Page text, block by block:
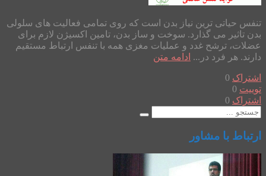
تنفس حیاتی ترین نیاز بدن است که روی تمامی فعالیت های سلولی
بدن تاثیر می گذارد. سوخت و ساز بدن، تامین اکسیژن لازم برای
عضلات، ترشح غدد و عملیات مغزی همه با تنفس ارتباط مستقیم
دارند. هر فرد در... ادامه متن
اشتراک 0
توییت 0
اشتراک 0
ارتباط با مشاور